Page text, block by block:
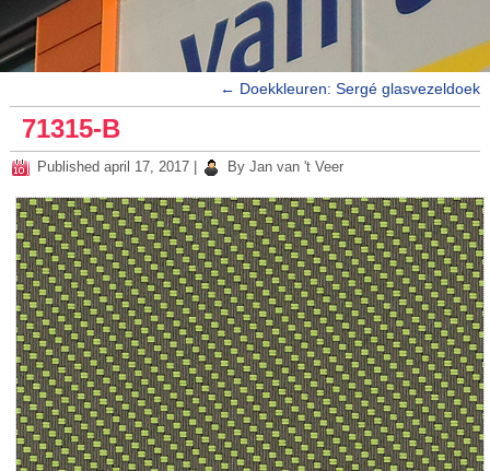
← Doekkleuren: Sergé glasvezeldoek
71315-B
Published april 17, 2017 By Jan van 't Veer